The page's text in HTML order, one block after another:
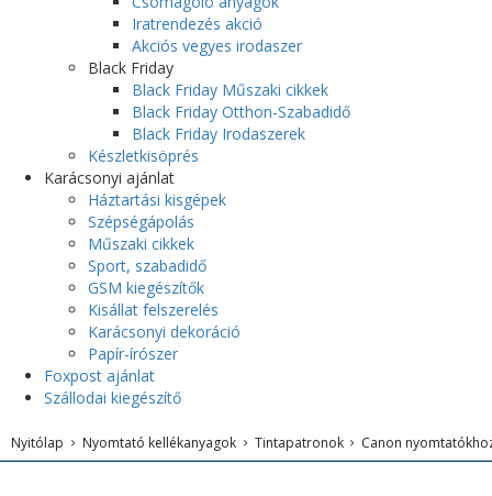
Iratrendezés akció
Akciós vegyes irodaszer
Black Friday
Black Friday Műszaki cikkek
Black Friday Otthon-Szabadidő
Black Friday Irodaszerek
Készletkisöprés
Karácsonyi ajánlat
Háztartási kisgépek
Szépségápolás
Műszaki cikkek
Sport, szabadidő
GSM kiegészítők
Kisállat felszerelés
Karácsonyi dekoráció
Papír-írószer
Foxpost ajánlat
Szállodai kiegészítő
Nyitólap Nyomtató kellékanyagok Tintapatronok Canon